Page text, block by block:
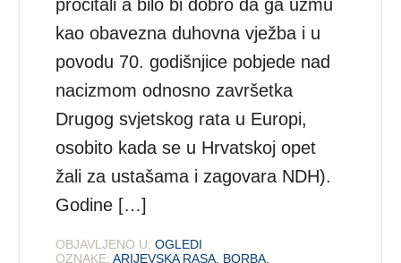
pročitali a bilo bi dobro da ga uzmu
kao obavezna duhovna vježba i u
povodu 70. godišnjice pobjede nad
nacizmom odnosno završetka
Drugog svjetskog rata u Europi,
osobito kada se u Hrvatskoj opet
žali za ustašama i zagovara NDH).
Godine […]
OBJAVLJENO U: OGLEDI
OZNAKE: ARIJEVSKA RASA BORBA